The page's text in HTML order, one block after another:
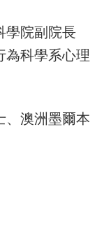
學院副院長
為科學系心理
、澳洲墨爾本